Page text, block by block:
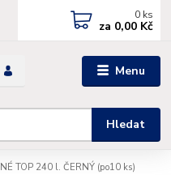
Menu
Hledat
0 ks
za 0,00 Kč
TOP 240 l. ČERNÝ (po10 ks)